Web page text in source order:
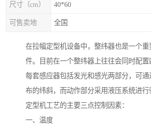
尺寸（cm） 40*60
可售卖地 全国
在拉幅定型机设备中，整纬器也是一个重
件。目前在一个整纬器上往往会同时配置
每套感应器包括发光和感光两部分，可通
布的纬斜，而动作部分采用液压系统进行
定型机工艺的主要三点控制因素：
一、温度